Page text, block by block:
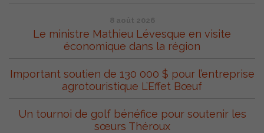
8 août 2026
Le ministre Mathieu Lévesque en visite
économique dans la région
Important soutien de 130 000 $ pour l’entreprise
agrotouristique L’Effet Bœuf
Un tournoi de golf bénéfice pour soutenir les
sœurs Théroux